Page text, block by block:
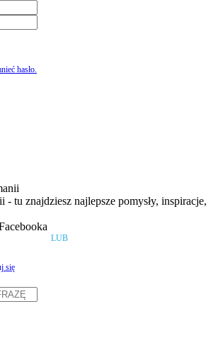
hasło.
tu znajdziesz najlepsze pomysły, inspiracje,
LUB
się